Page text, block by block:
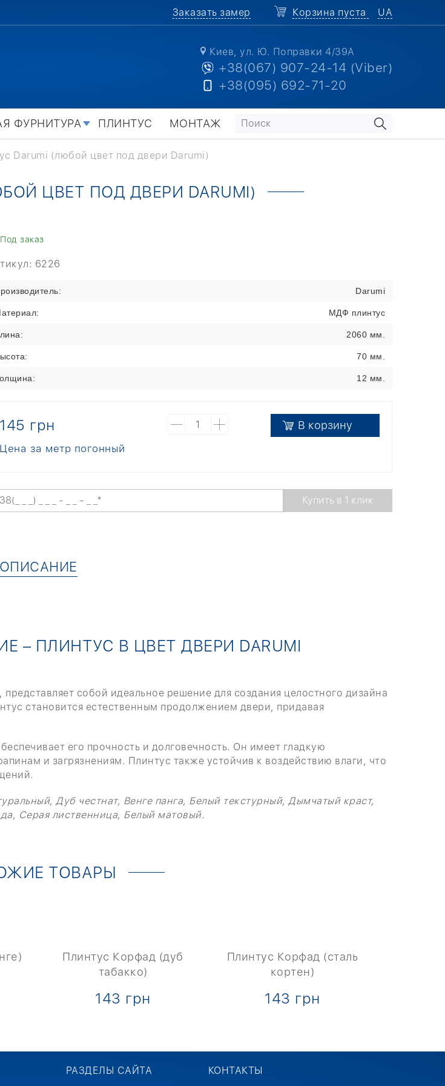
Заказать замер Корзина пуста UA
Киев, ул. Ю. Поправки 4/39А
+38(067) 907-24-14 (Viber)
+38(095) 692-71-20
ФУРНИТУРА ПЛИНТУС МОНТАЖ
Darumi (любой цвет под двери Darumi)
ЦВЕТ ПОД ДВЕРИ DARUMI)
Под заказ
6226
Darumi
МДФ плинтус
2060 мм.
70 мм.
12 мм.
145 грн
Цена за метр погонный
В корзину
ОПИСАНИЕ
ПЛИНТУС В ЦВЕТ ДВЕРИ DARUMI
собой идеальное решение для создания целостного дизайна
становится естественным продолжением двери, придавая
его прочность и долговечность. Он имеет гладкую
и загрязнениям. Плинтус также устойчив к воздействию влаги, что
Дуб честнат, Венге панга, Белый текстурный, Дымчатый краст,
Серая лиственница, Белый матовый.
ТОВАРЫ
Плинтус Корфад (дуб
табакко)
143 грн
Плинтус Корфад (сталь
кортен)
143 грн
РАЗДЕЛЫ САЙТА КОНТАКТЫ